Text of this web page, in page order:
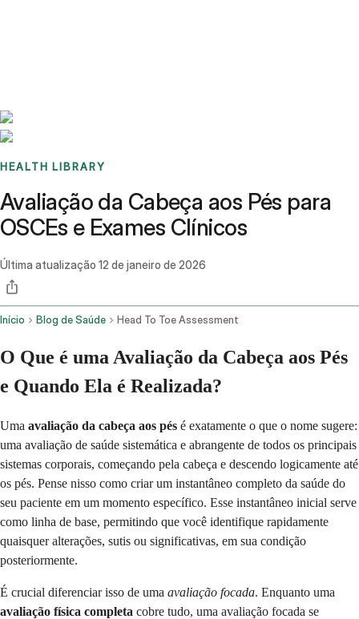
HEALTH LIBRARY
Avaliação da Cabeça aos Pés para
OSCEs e Exames Clínicos
Última atualização 12 de janeiro de 2026
Início Blog de Saúde Head To Toe Assessment
O Que é uma Avaliação da Cabeça aos Pés
e Quando Ela é Realizada?
Uma avaliação da cabeça aos pés é exatamente o que o nome sugere:
uma avaliação de saúde sistemática e abrangente de todos os principais
sistemas corporais, começando pela cabeça e descendo logicamente até
os pés. Pense nisso como criar um instantâneo completo da saúde do
seu paciente em um momento específico. Esse instantâneo inicial serve
como linha de base, permitindo que você identifique rapidamente
quaisquer alterações, sutis ou significativas, em sua condição
posteriormente.
É crucial diferenciar isso de uma avaliação focada. Enquanto uma
avaliação física completa cobre tudo, uma avaliação focada se